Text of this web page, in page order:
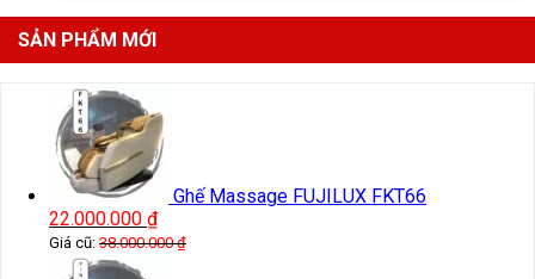
SẢN PHẨM MỚI
Ghế Massage FUJILUX FKT66
22.000.000 ₫
Giá cũ: 38.000.000₫